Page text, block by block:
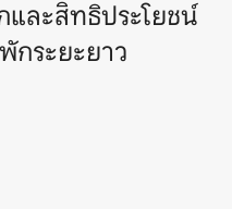
ละสิทธิประโยชน์
กระยะยาว